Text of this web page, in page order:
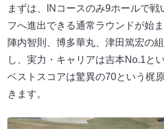
まずは、INコースのみ9ホールで
フへ進出できる通常ラウンドが始ま
陣内智則、博多華丸、津田篤宏の
し、実力・キャリアは吉本No.1と
ベストスコアは驚異の70という梶
きます。